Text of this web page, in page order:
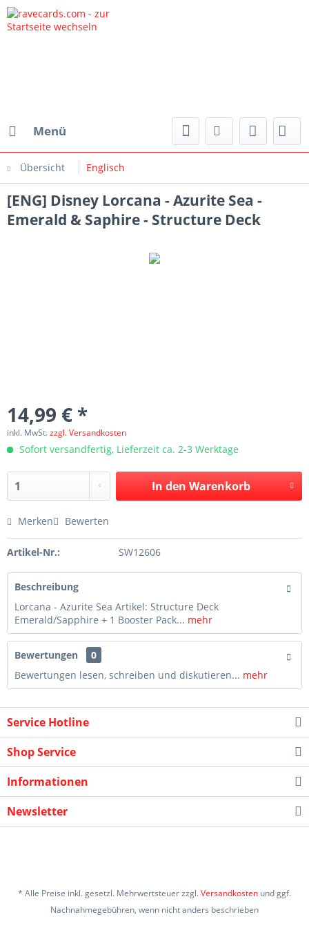
Menü
Übersicht Englisch
[ENG] Disney Lorcana - Azurite Sea -
Emerald & Saphire - Structure Deck
14,99 € *
inkl. MwSt.zzgl. Versandkosten
Sofort versandfertig, Lieferzeit ca. 2-3 Werktage
In den Warenkorb
Merken Bewerten
Artikel-Nr.: SW12606
Beschreibung
Lorcana - Azurite Sea Artikel: Structure Deck
Emerald/Sapphire + 1 Booster Pack... mehr
Bewertungen
0
Bewertungen lesen, schreiben und diskutieren... mehr
Service Hotline
Shop Service
Informationen
Newsletter
* Alle Preise inkl. gesetzl. Mehrwertsteuer zzgl.Versandkosten und ggf.
Nachnahmegebühren, wenn nicht anders beschrieben